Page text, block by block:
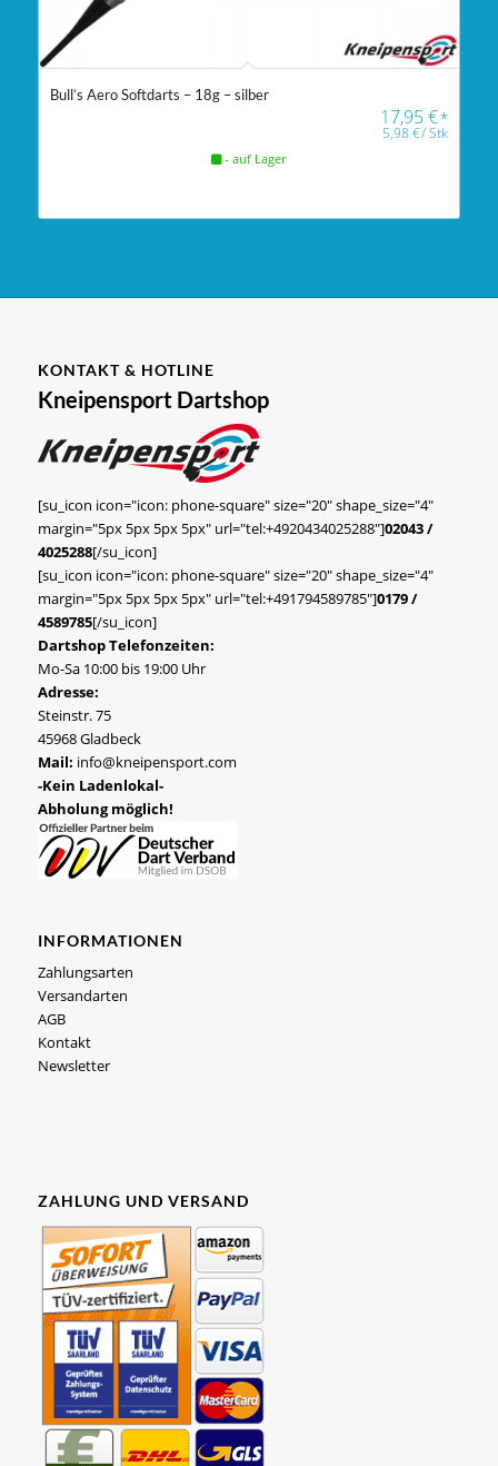
Bull’s Aero Softdarts – 18g – silber
17,95€*
5,98€/Stk
- auf Lager
KONTAKT & HOTLINE
Kneipensport Dartshop
[su_icon icon="icon: phone-square" size="20" shape_size="4"
margin="5px 5px 5px 5px" url="tel:+4920434025288"]02043 /
4025288[/su_icon]
[su_icon icon="icon: phone-square" size="20" shape_size="4"
margin="5px 5px 5px 5px" url="tel:+491794589785"]0179 /
4589785[/su_icon]
Dartshop Telefonzeiten:
Mo-Sa 10:00 bis 19:00 Uhr
Adresse:
Steinstr. 75
45968 Gladbeck
Mail: info@kneipensport.com
-Kein Ladenlokal-
Abholung möglich!
INFORMATIONEN
Zahlungsarten
Versandarten
AGB
Kontakt
Newsletter
ZAHLUNG UND VERSAND